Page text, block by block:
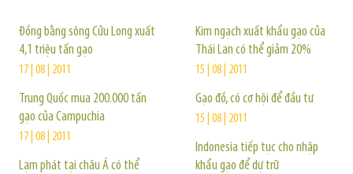
Đồng bằng sông Cửu Long xuất
4,1 triệu tấn gạo
17 | 08 | 2011
Trung Quốc mua 200.000 tấn
gạo của Campuchia
17 | 08 | 2011
Lạm phát tại châu Á có thể
Kim ngạch xuất khẩu gạo của
Thái Lan có thể giảm 20%
15 | 08 | 2011
Gạo đồ, có cơ hội để đầu tư
15 | 08 | 2011
Indonesia tiếp tục cho nhập
khẩu gạo để dự trữ